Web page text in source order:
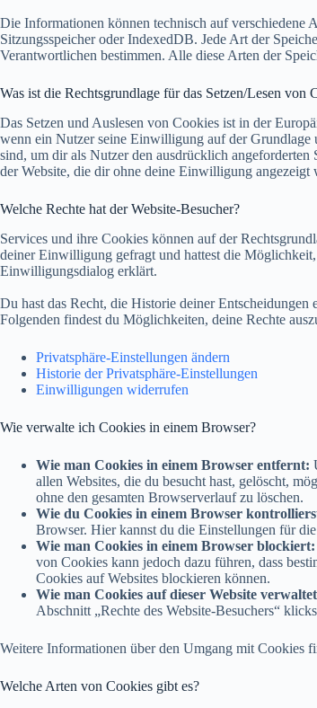
Die Informationen können technisch auf verschiedene
Sitzungsspeicher oder IndexedDB. Jede Art der
Verantwortlichen bestimmen. Alle diese Arten der
Was ist die Rechtsgrundlage für das Setzen/Lesen von
Das Setzen und Auslesen von Cookies ist in der
wenn ein Nutzer seine Einwilligung auf der Grundlage
sind, um dir als Nutzer den ausdrücklich
der Website, die dir ohne deine Einwilligung angezeigt
Welche Rechte hat der Website-Besucher?
Services und ihre Cookies können auf der
deiner Einwilligung gefragt und hattest die
Einwilligungsdialog erklärt.
Du hast das Recht, die Historie deiner
Folgenden findest du Möglichkeiten, deine Rechte
Privatsphäre-Einstellungen ändern
Historie der Privatsphäre-Einstellungen
Einwilligungen widerrufen
Wie verwalte ich Cookies in einem Browser?
Wie man Cookies in einem Browser entfernt:
allen Websites, die du besucht hast, gelöscht,
ohne den gesamten Browserverlauf zu löschen.
Wie du Cookies in einem Browser
Browser. Hier kannst du die Einstellungen für
Wie man Cookies in einem Browser blockiert:
von Cookies kann jedoch dazu führen, dass
Cookies auf Websites blockieren können.
Wie man Cookies auf dieser Website
Abschnitt „Rechte des Website-Besuchers“
Weitere Informationen über den Umgang mit Cookies
Welche Arten von Cookies gibt es?